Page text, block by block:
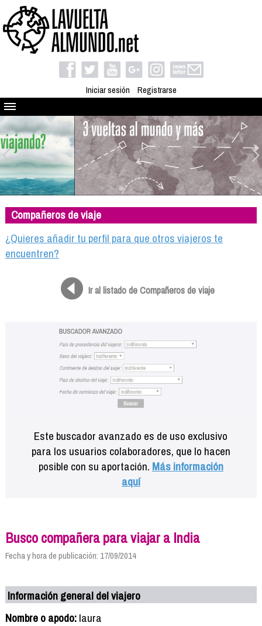
Iniciar sesión Registrarse
Quienes somos
El proyecto
Blog
Viaja con nosotros
Camino solidario
Libros
Compañeros de viaje
Compañeros de viaje
¿Quieres añadir tu perfil para que otros viajeros te
encuentren?
Ir al listado de Compañeros de viaje
Este buscador avanzado es de uso exclusivo
para los usuarios colaboradores, que lo hacen
posible con su aportación. Más información
aquí
Busco compañera para viajar a India
Fecha y hora de publicación: 17/09/2014
Información general del viajero
Nombre o apodo:laura